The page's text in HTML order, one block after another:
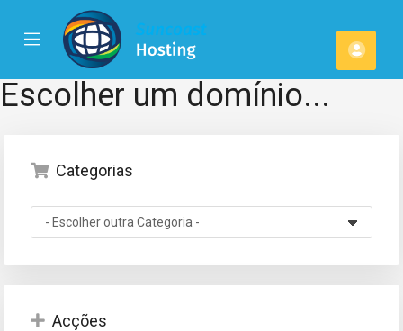
Mobile
Menu
Escolher um domínio...
Categorias
Acções